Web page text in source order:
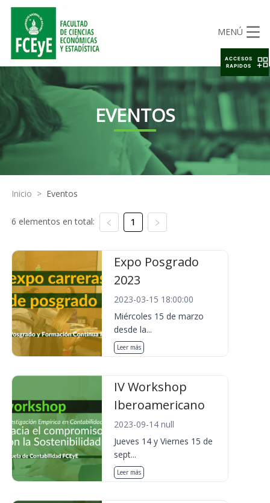
MENÚ
EVENTOS
Inicio > Eventos
6 elementos en total: 1
Expo Posgrado
2023
2023-03-15 18:00:00
Miércoles 15 de marzo
desde la...
Leer más
IV Workshop
Iberoamericano
2023-09-14 null
Jueves 14 y Viernes 15 de
sept...
Leer más
ACCESOS
RAPIDOS